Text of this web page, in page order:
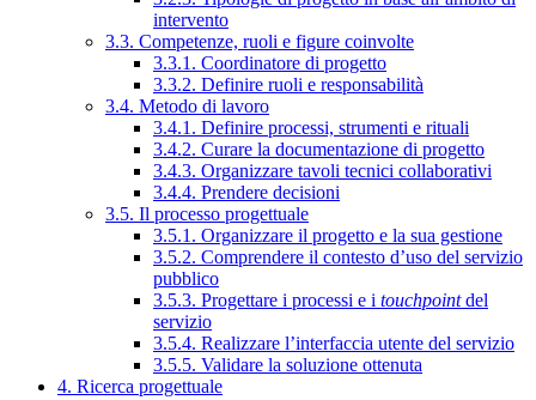
intervento
3.3. Competenze, ruoli e figure coinvolte
3.3.1. Coordinatore di progetto
3.3.2. Definire ruoli e responsabilità
3.4. Metodo di lavoro
3.4.1. Definire processi, strumenti e rituali
3.4.2. Curare la documentazione di progetto
3.4.3. Organizzare tavoli tecnici collaborativi
3.4.4. Prendere decisioni
3.5. Il processo progettuale
3.5.1. Organizzare il progetto e la sua gestione
3.5.2. Comprendere il contesto d’uso del servizio
pubblico
3.5.3. Progettare i processi e i touchpointdel
servizio
3.5.4. Realizzare l’interfaccia utente del servizio
3.5.5. Validare la soluzione ottenuta
4. Ricerca progettuale